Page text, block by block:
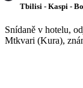
Tbilisi - Kaspi -
Snídaně v hotelu,
Mtkvari (Kura),